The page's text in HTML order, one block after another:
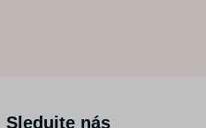
Sledujte nás